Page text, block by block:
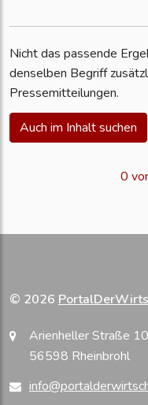
Nicht das passende
denselben Begriff
Pressemitteilungen.
Auch im Inhalt suchen
0
© 2026
Arienheller Straße 10
56598 Rheinbrohl